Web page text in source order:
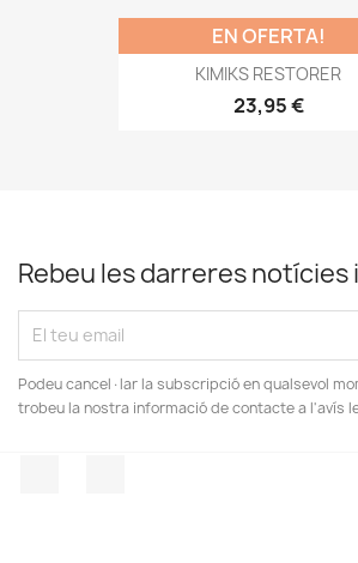
KIMIKS RESTORER
23,95 €
EN OFERTA!
Rebeu les darreres
Podeu cancel·lar la subscripció en qualsevol
trobeu la nostra informació de contacte a l'avís